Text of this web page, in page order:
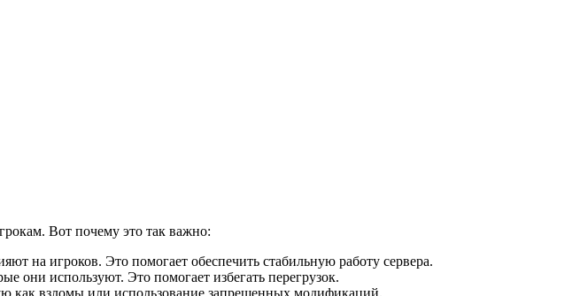
Вот почему это так важно:
на игроков. Это помогает обеспечить стабильную работу сервера.
они используют. Это помогает избегать перегрузок.
как взломы или использование запрещенных модификаций.